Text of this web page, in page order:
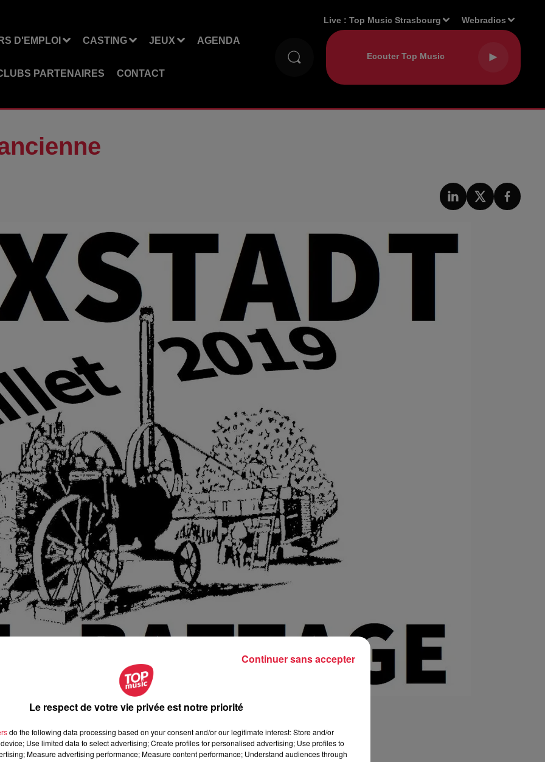
D'EMPLOI CASTING JEUX AGENDA
PARTENAIRES CONTACT
Live :Top Music Strasbourg Webradios
Le respect de votre vie privée est notre priorité
do the following data processing based on your consent and/or our legitimate interest: Store and/or
Use limited data to select advertising; Create profiles for personalised advertising; Use profiles to
Measure advertising performance; Measure content performance; Understand audiences through
Continuer sans accepter